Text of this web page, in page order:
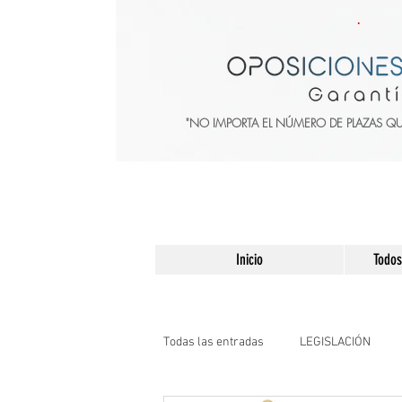
"NO IMPORTA EL NÚMERO DE PLAZAS
Inicio
Todas las entradas LEGISLACIÓN